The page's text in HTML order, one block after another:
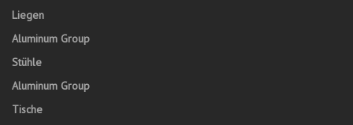
Liegen
Aluminum Group
Stühle
Aluminum Group
Tische